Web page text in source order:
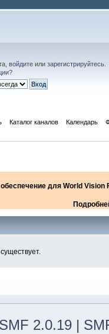
войдите или зарегистрируйтесь
?
Каталог каналов Календарь
для World
SMF 2.0.19 |